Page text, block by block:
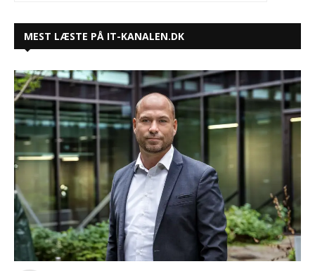
MEST LÆSTE PÅ IT-KANALEN.DK